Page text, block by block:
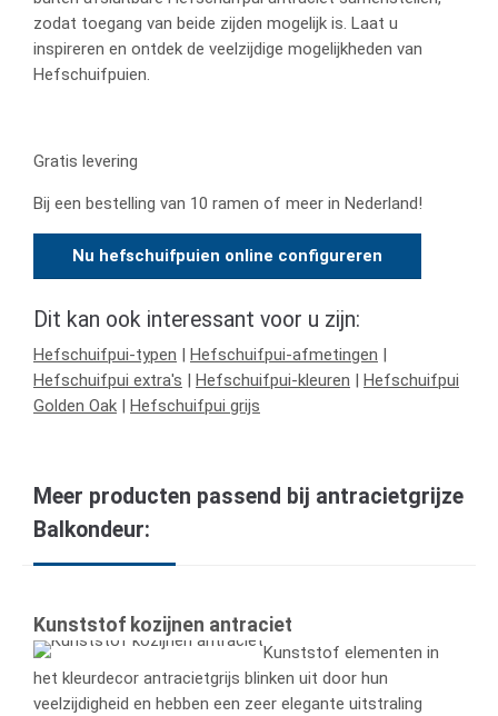
zodat toegang van beide zijden mogelijk is. Laat u
inspireren en ontdek de veelzijdige mogelijkheden van
Hefschuifpuien.
Gratis levering
Bij een bestelling van 10 ramen of meer in Nederland!
Nu hefschuifpuien online configureren
Dit kan ook interessant voor u zijn:
Hefschuifpui-typen Hefschuifpui-afmetingen
Hefschuifpui extra's
Hefschuifpui-kleuren
Hefschuifpui
Golden Oak
Hefschuifpui grijs
Meer producten passend bij antracietgrijze
Balkondeur:
Kunststof kozijnen antraciet
Kunststof elementen in
het kleurdecor antracietgrijs blinken uit door hun
veelzijdigheid en hebben een zeer elegante uitstraling